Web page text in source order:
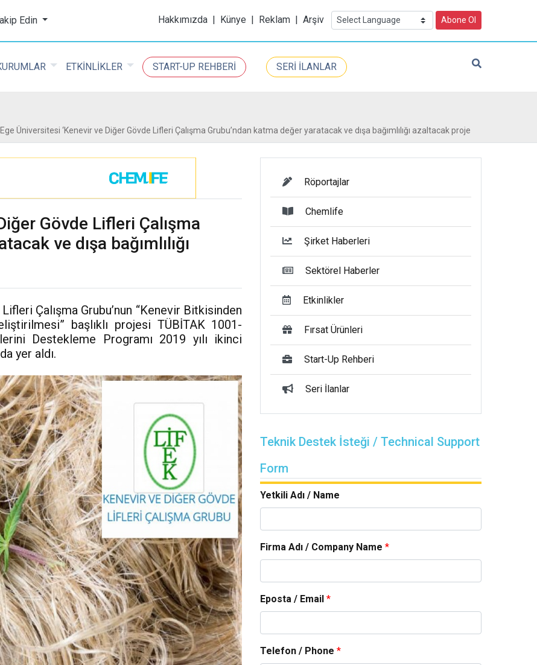
Kimya Dergisi
Edin Hakkımızda | Künye | Reklam | Arşiv Abone Ol
ETKİNLİKLER START-UP REHBERİ SERİ İLANLAR
Ege Üniversitesi ‘Kenevir ve Diğer Gövde Lifleri Çalışma Grubu’ndan katma değer yaratacak ve dışa bağımlılığı azaltacak proje
Gövde Lifleri Çalışma
ve dışa bağımlılığı
Çalışma Grubu’nun “Kenevir Bitkisinden
başlıklı projesi TÜBİTAK 1001-
Destekleme Programı 2019 yılı ikinci
yer aldı.
Röportajlar
Chemlife
Şirket Haberleri
Sektörel Haberler
Etkinlikler
Fırsat Ürünleri
Start-Up Rehberi
Seri İlanlar
Teknik Destek İsteği / Technical Support
Form
Yetkili Adı / Name
Firma Adı / Company Name *
Eposta / Email *
Telefon / Phone *